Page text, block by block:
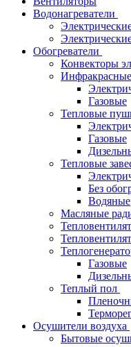
Водонагреватели
Обогреватели
Конвекторы
Инфракрасные
Газовые
Тепловые
Газовые
Тепловые
Без
Водяные
Масляные
Газовые
Теплый пол
Осушители воздуха
Бытовые